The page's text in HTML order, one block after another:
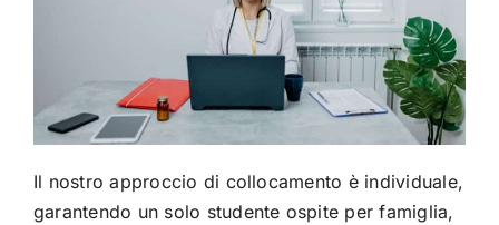
Il nostro approccio di collocamento è individuale,
garantendo un solo studente ospite per famiglia,